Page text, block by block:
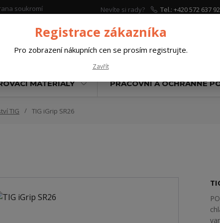
soukromí
Nevíte si rady?
Tel.: +420 572 637
MATERIÁLY PRACOVNÍ A OCHRANNÉ
TIG TIG iGrip SR26
Registrace zákazníka
Pro zobrazení nákupních cen se prosím registrujte.
Zavřít